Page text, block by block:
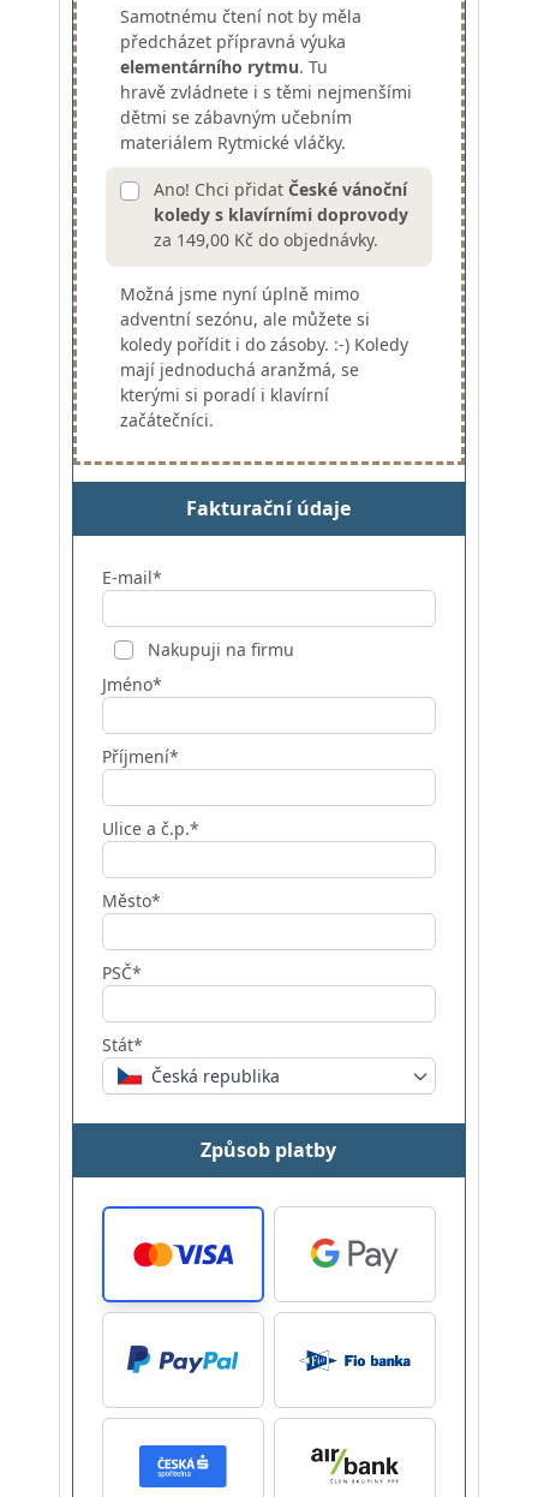
Samotnému čtení not by měla
předcházet přípravná výuka
elementárního rytmu. Tu
hravě zvládnete i s těmi nejmenšími
dětmi se zábavným učebním
materiálem Rytmické vláčky.
Ano! Chci přidat České vánoční
koledy s klavírními doprovody
za 149,00 Kč do objednávky.
Možná jsme nyní úplně mimo
adventní sezónu, ale můžete si
koledy pořídit i do zásoby. :-) Koledy
mají jednoduchá aranžmá, se
kterými si poradí i klavírní
začátečníci.
Fakturační údaje
E-mail*
Nakupuji na firmu
Jméno*
Příjmení*
Ulice a č.p.*
Město*
PSČ*
Stát*
Česká republika
Způsob platby